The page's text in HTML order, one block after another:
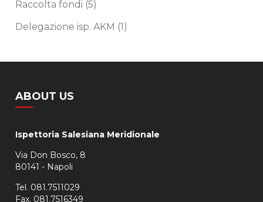
Raccolta fondi (5)
Delegazione isp. AKM (1)
ABOUT US
Ispettoria Salesiana Meridionale
Via Don Bosco, 8
80141 - Napoli
Tel. 081.7511029
Fax. 081.7516349